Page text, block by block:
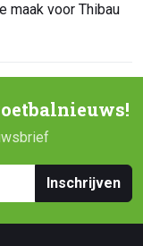
maak voor Thibau
Inschrijven